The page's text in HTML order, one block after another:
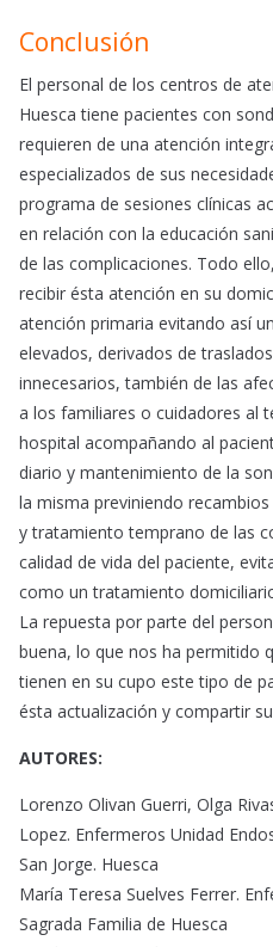
Conclusión
El personal de los centros de
Huesca tiene pacientes con
requieren de una atención
especializados de sus
programa de sesiones clínicas
en relación con la educación
de las complicaciones. Todo
recibir ésta atención en su
atención primaria evitando así
elevados, derivados de
innecesarios, también de las
a los familiares o cuidadores al
hospital acompañando al
diario y mantenimiento de la
la misma previniendo
y tratamiento temprano de las
calidad de vida del paciente,
como un tratamiento
La repuesta por parte del
buena, lo que nos ha permitido
tienen en su cupo este tipo de
ésta actualización y compartir
AUTORES:
Lorenzo Olivan Guerri, Olga
Lopez. Enfermeros Unidad
San Jorge. Huesca
María Teresa Suelves Ferrer.
Sagrada Familia de Huesca